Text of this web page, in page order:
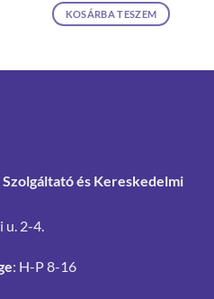
KOSÁRBA TESZEM
és Kereskedelmi
u. 2-4.
: H-P 8-16